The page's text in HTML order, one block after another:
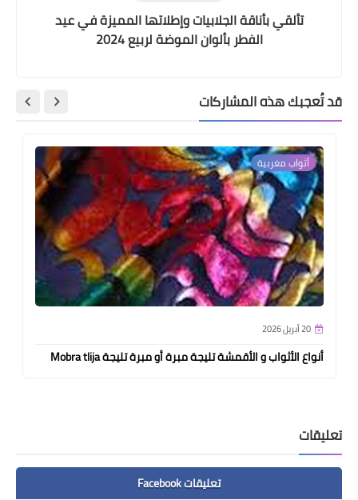
تألقي بأناقة الجلابيات وإطلاتها المميزة في عيد
الفطر بألوان الموضة لربيع 2024
قد تُعجبك هذه المشاركات
أثواب مغربية
20 أبريل 2026
أنواع الأثواب و الأقمشة تليجة مبرة أو مبرة تليجة Mobra tlija
تعليقات
تعليقات Facebook